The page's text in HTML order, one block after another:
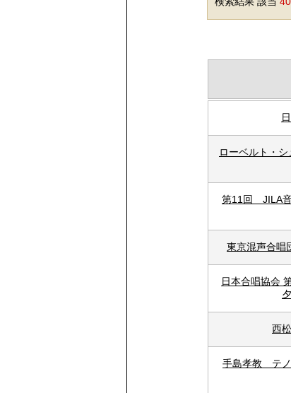
ローベルト・
第11回 JILA
東京混声合
日本合唱協会
西
手島孝教 テ